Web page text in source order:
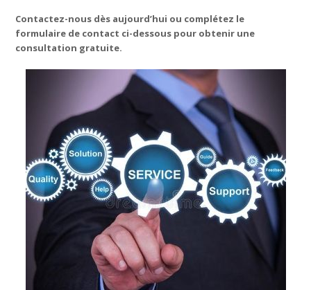
Contactez-nous dès aujourd’hui ou complétez le
formulaire de contact ci-dessous pour obtenir une
consultation gratuite.